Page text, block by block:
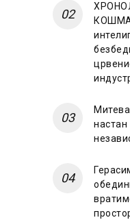
настан